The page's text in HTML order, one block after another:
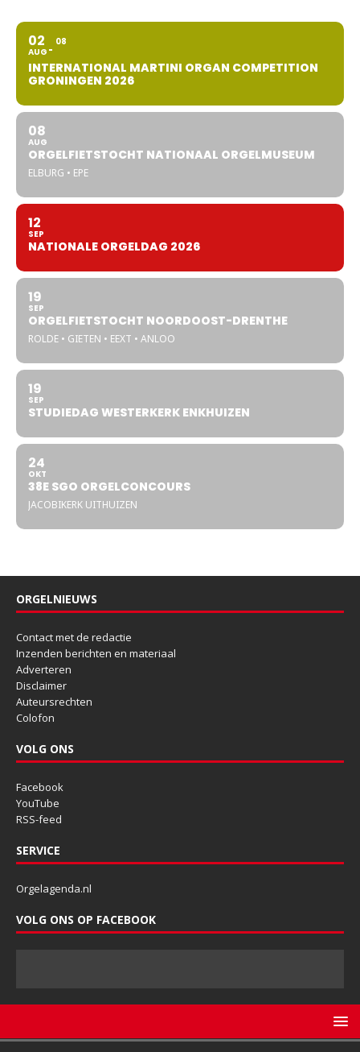
02
AUG
08
INTERNATIONAL MARTINI ORGAN COMPETITION
GRONINGEN 2026
08
AUG
ORGELFIETSTOCHT NATIONAAL ORGELMUSEUM
ELBURG • EPE
12
SEP
NATIONALE ORGELDAG 2026
19
SEP
ORGELFIETSTOCHT NOORDOOST-DRENTHE
ROLDE • GIETEN • EEXT • ANLOO
19
SEP
STUDIEDAG WESTERKERK ENKHUIZEN
24
OKT
38E SGO ORGELCONCOURS
JACOBIKERK UITHUIZEN
ORGELNIEUWS
Contact met de redactie
Inzenden berichten en materiaal
Adverteren
Disclaimer
Auteursrechten
Colofon
VOLG ONS
Facebook
YouTube
RSS-feed
SERVICE
Orgelagenda.nl
VOLG ONS OP FACEBOOK